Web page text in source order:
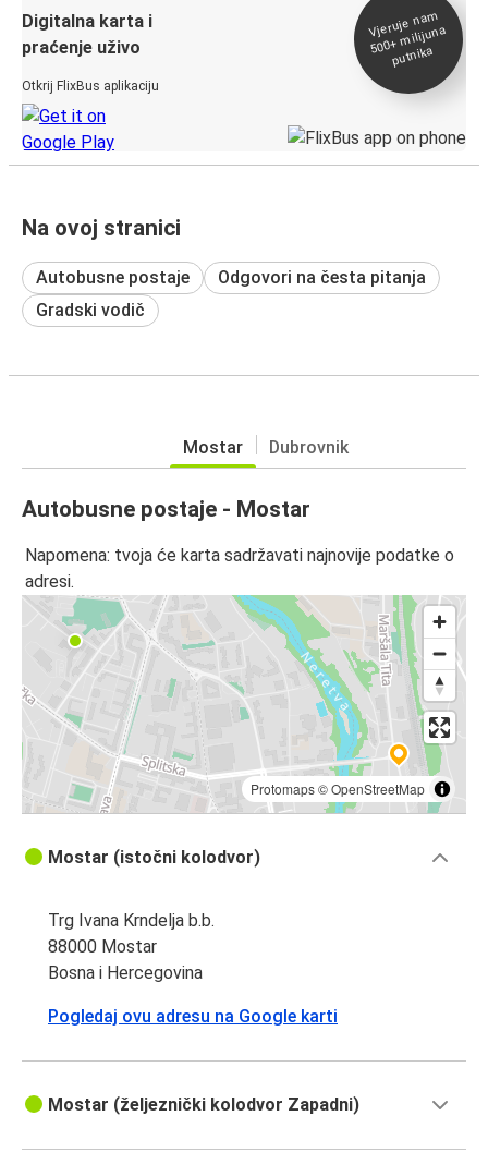
Digitalna karta i
praćenje uživo
Otkrij FlixBus aplikaciju
Vjeruje na
m
500+
milijuna
putnika
Na ovoj stranici
Autobusne postaje
Odgovori na česta pitanja
Gradski vodič
Mostar Dubrovnik
Autobusne postaje - Mostar
Napomena: tvoja će karta sadržavati najnovije podatke o
adresi.
Protomaps©OpenStreetMap
Mostar (istočni kolodvor)
Trg Ivana Krndelja b.b.
88000 Mostar
Bosna i Hercegovina
Pogledaj ovu adresu na Google karti
Mostar (željeznički kolodvor Zapadni)